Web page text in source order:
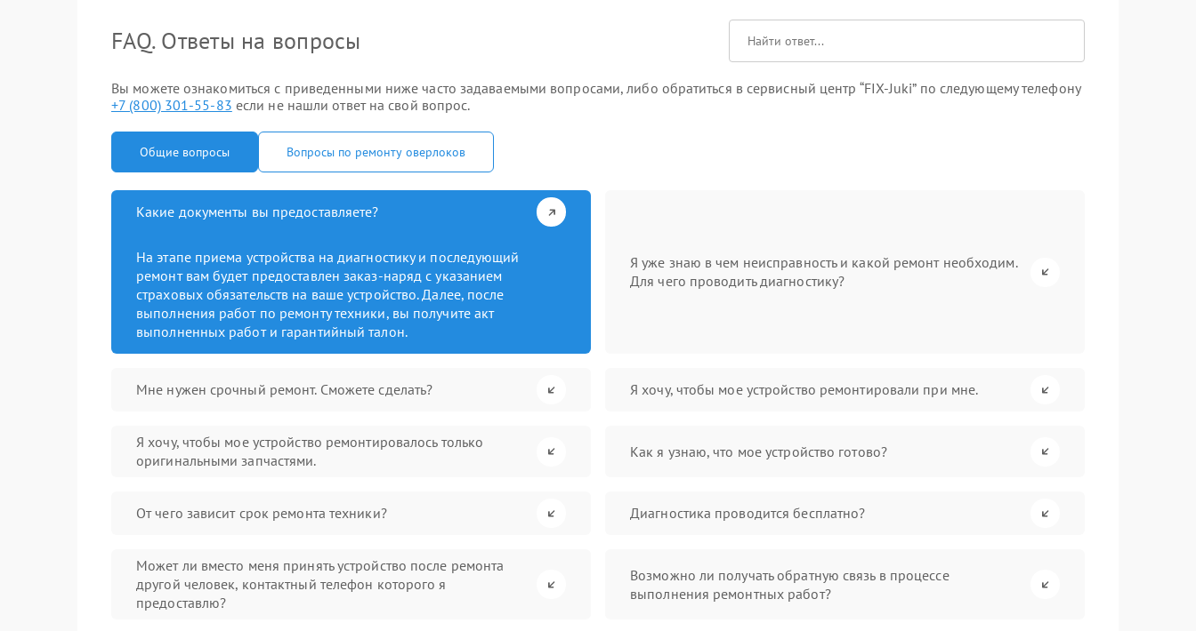
FAQ. Ответы на вопросы
Вы можете ознакомиться с приведенными ниже часто задаваемыми вопросами, либо обратиться в сервисный центр “FIX-Juki” по следующему телефону
+7 (800) 301-55-83 если не нашли ответ на свой вопрос.
Общие вопросы Вопросы по ремонту оверлоков
Какие документы вы предоставляете?
На этапе приема устройства на диагностику и последующий
ремонт вам будет предоставлен заказ-наряд с указанием
страховых обязательств на ваше устройство. Далее, после
выполнения работ по ремонту техники, вы получите акт
выполненных работ и гарантийный талон.
Я уже знаю в чем неисправность и какой ремонт необходим.
Для чего проводить диагностику?
Мне нужен срочный ремонт. Сможете сделать? Я хочу, чтобы мое устройство ремонтировали при мне.
Я хочу, чтобы мое устройство ремонтировалось только
оригинальными запчастями.
Как я узнаю, что мое устройство готово?
От чего зависит срок ремонта техники? Диагностика проводится бесплатно?
Может ли вместо меня принять устройство после ремонта
другой человек, контактный телефон которого я
предоставлю?
Возможно ли получать обратную связь в процессе
выполнения ремонтных работ?